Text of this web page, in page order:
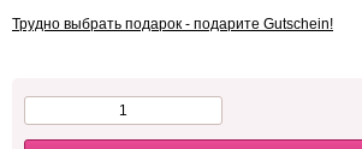
Трудно выбрать подарок - подарите Gutschein!